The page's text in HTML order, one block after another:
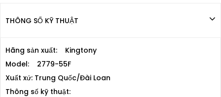
THÔNG SỐ KỸ THUẬT
Hãng sản xuất: Kingtony
Model: 2779-55F
Xuất xứ: Trung Quốc/Đài Loan
Thông số kỹ thuật: